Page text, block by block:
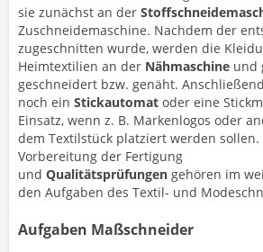
sie zunächst an der
Zuschneidemaschine. Nachdem der
zugeschnitten wurde, werden die
Heimtextilien an der Nähmaschine und
geschneidert bzw. genäht.
noch ein Stickautomat oder eine
Einsatz, wenn z. B. Markenlogos oder
dem Textilstück platziert werden sollen.
Vorbereitung der Fertigung
und Qualitätsprüfungen gehören im
den Aufgaben des Textil- und
Aufgaben Maßschneider